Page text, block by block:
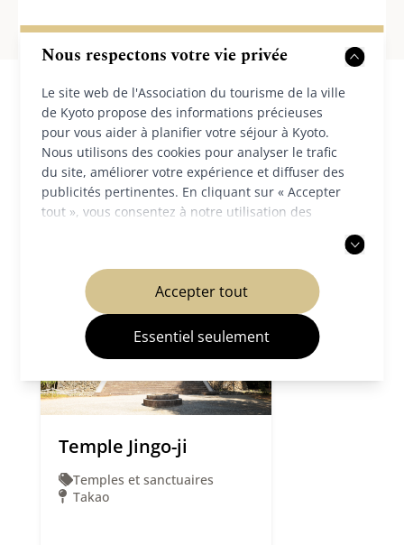
Nous respectons votre vie privée
Le site web de l'Association du tourisme de la ville
de Kyoto propose des informations précieuses
pour vous aider à planifier votre séjour à Kyoto.
Nous utilisons des cookies pour analyser le trafic
du site, améliorer votre expérience et diffuser des
publicités pertinentes. En cliquant sur « Accepter
tout », vous consentez à notre utilisation des
d'informations, veuillez consulter notrepolitique
de confidentialité
Accepter tout
Essentiel seulement
Destinations à proximité
Temple Jingo-ji
Temples et sanctuaires
Takao